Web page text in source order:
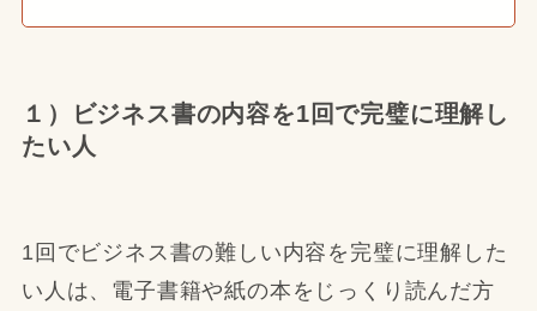
１）ビジネス書の内容を1回で完璧に理解し
たい人
1回でビジネス書の難しい内容を完璧に理解した
い人は、電子書籍や紙の本をじっくり読んだ方